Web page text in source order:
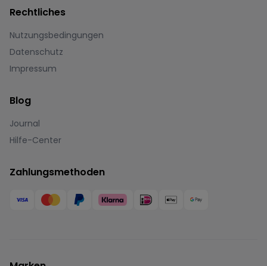
Rechtliches
Nutzungsbedingungen
Datenschutz
Impressum
Blog
Journal
Hilfe-Center
Zahlungsmethoden